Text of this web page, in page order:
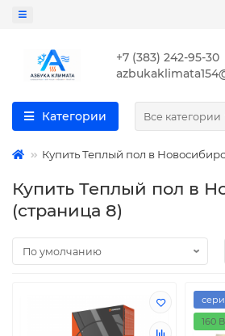
+7 (383) 242-95-30
Категории Все категории
Купить Теплый пол в
Купить Теплый пол в
(страница 8)
160